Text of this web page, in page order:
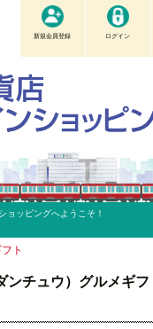
新規会員登録 ログイン
ョッピングへようこそ！
ト
ンチュウ）グルメギ